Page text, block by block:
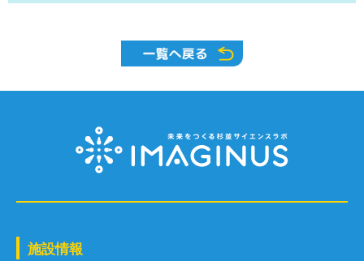
施設情報